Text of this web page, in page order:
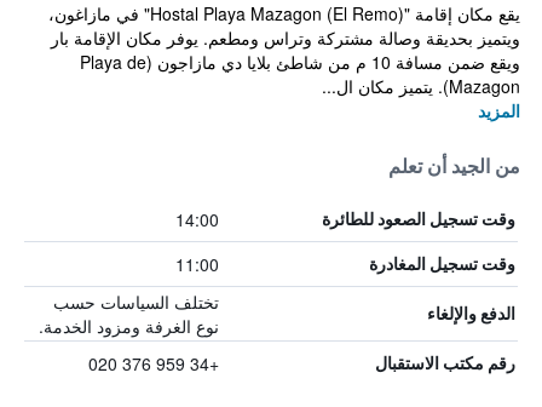
يقع مكان إقامة "Hostal Playa Mazagon (El Remo)" في مازاغون،
ويتميز بحديقة وصالة مشتركة وتراس ومطعم. يوفر مكان الإقامة بار
ويقع ضمن مسافة 10 م من شاطئ بلايا دي مازاجون (Playa de
Mazagon). يتميز مكان ال...
المزيد
من الجيد أن تعلم
وقت تسجيل الصعود للطائرة 14:00
وقت تسجيل المغادرة 11:00
الدفع والإلغاء
تختلف السياسات حسب
نوع الغرفة ومزود الخدمة.
رقم مكتب الاستقبال +34 959 376 020